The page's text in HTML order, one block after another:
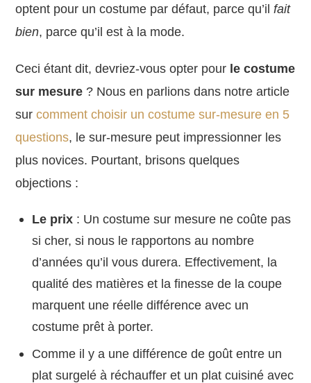
optent pour un costume par défaut, parce qu’ilfait
bien, parce qu’il est à la mode.
Ceci étant dit, devriez-vous opter pour le costume
sur mesure ? Nous en parlions dans notre article
surcomment choisir un costume sur-mesure en 5
questions, le sur-mesure peut impressionner les
plus novices. Pourtant, brisons quelques
objections :
Le prix : Un costume sur mesure ne coûte pas
si cher, si nous le rapportons au nombre
d’années qu’il vous durera. Effectivement, la
qualité des matières et la finesse de la coupe
marquent une réelle différence avec un
costume prêt à porter.
Comme il y a une différence de goût entre un
plat surgelé à réchauffer et un plat cuisiné avec